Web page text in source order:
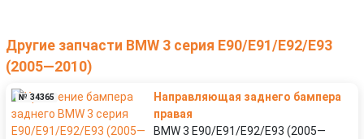
Другие запчасти BMW 3 серия E90/E91/E92/E93
(2005—2010)
№ 34365
Направляющая заднего бампера
правая
BMW 3 E90/E91/E92/E93 (2005—